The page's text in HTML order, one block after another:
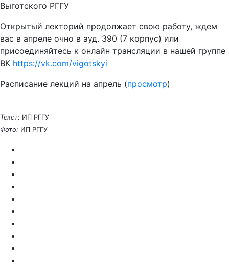
Выготского РГГУ
Открытый лекторий продолжает свою работу, ждем
вас в апреле очно в ауд. 390 (7 корпус) или
присоединяйтесь к онлайн трансляции в нашей группе
ВК https://vk.com/vigotskyi
Расписание лекций на апрель (просмотр)
Текст: ИП РГГУ
Фото: ИП РГГУ